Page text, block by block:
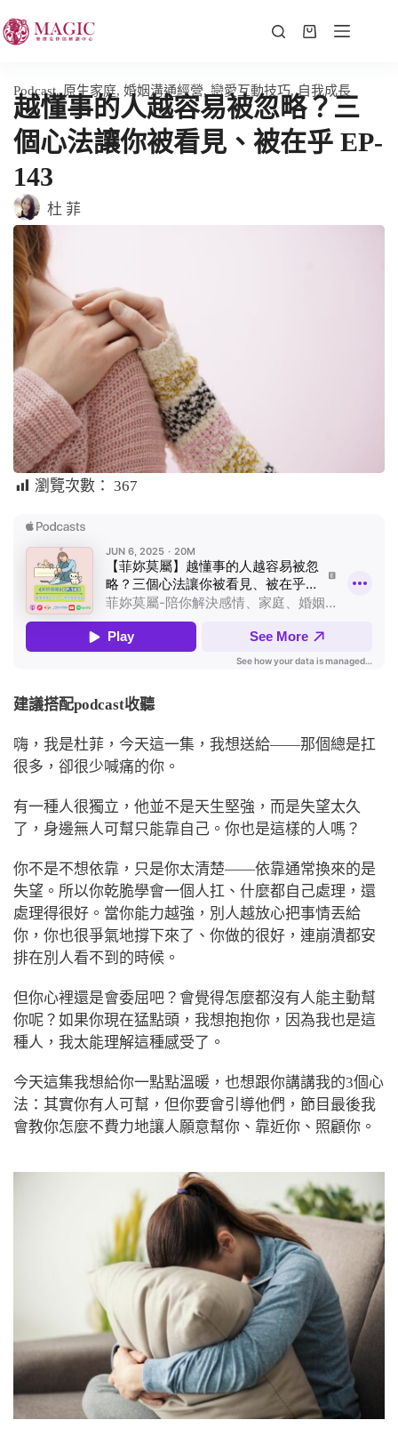
Podcast,原生家庭, 婚姻溝通經營,戀愛互動技巧,自我成長
越懂事的人越容易被忽略？三
個心法讓你被看見、被在乎 EP-
143
杜 菲
瀏覽次數： 367
建議搭配podcast收聽
嗨，我是杜菲，今天這一集，我想送給——那個總是扛
很多，卻很少喊痛的你。
有一種人很獨立，他並不是天生堅強，而是失望太久
了，身邊無人可幫只能靠自己。你也是這樣的人嗎？
你不是不想依靠，只是你太清楚——依靠通常換來的是
失望。所以你乾脆學會一個人扛、什麼都自己處理，還
處理得很好。當你能力越強，別人越放心把事情丟給
你，你也很爭氣地撐下來了、你做的很好，連崩潰都安
排在別人看不到的時候。
但你心裡還是會委屈吧？會覺得怎麼都沒有人能主動幫
你呢？如果你現在猛點頭，我想抱抱你，因為我也是這
種人，我太能理解這種感受了。
今天這集我想給你一點點溫暖，也想跟你講講我的3個心
法：其實你有人可幫，但你要會引導他們，節目最後我
會教你怎麼不費力地讓人願意幫你、靠近你、照顧你。